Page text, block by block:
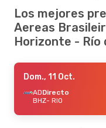
Los mejores
Aereas
Horizonte - Río
Dom., 11 Oct.
ADDirecto
BHZ- RIO